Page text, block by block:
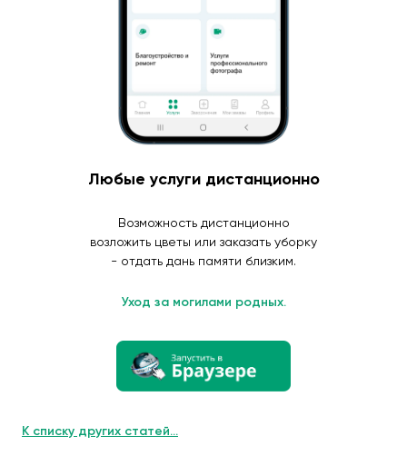
Любые услуги дистанционно
Возможность дистанционно
возложить цветы или заказать уборку
- отдать дань памяти близким.
Уход за могилами родных.
К списку других статей...